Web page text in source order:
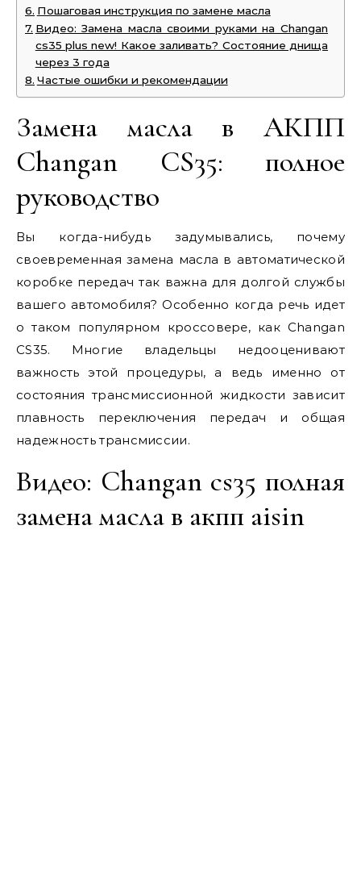
Пошаговая инструкция по замене масла
Видео: Замена масла своими руками на Changan
cs35 plus new! Какое заливать? Состояние днища
через 3 года
Частые ошибки и рекомендации
Замена масла в АКПП
Changan CS35: полное
руководство
Вы когда-нибудь задумывались, почему
своевременная замена масла в автоматической
коробке передач так важна для долгой службы
вашего автомобиля? Особенно когда речь идет
о таком популярном кроссовере, как Changan
CS35. Многие владельцы недооценивают
важность этой процедуры, а ведь именно от
состояния трансмиссионной жидкости зависит
плавность переключения передач и общая
надежность трансмиссии.
Видео: Changan cs35 полная
замена масла в акпп aisin